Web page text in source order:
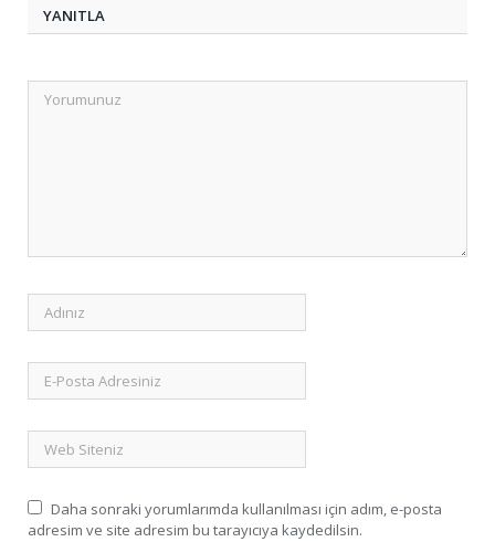
YANITLA
Daha sonraki yorumlarımda kullanılması için adım, e-posta
adresim ve site adresim bu tarayıcıya kaydedilsin.